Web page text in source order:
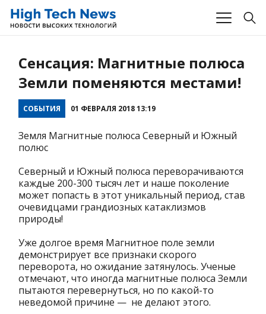
Сенсация: Магнитные полюса
Земли поменяются местами!
СОБЫТИЯ 01 ФЕВРАЛЯ 2018 13:19
Земля Магнитные полюса Северный и Южный
полюс
Северный и Южный полюса переворачиваются
каждые 200-300 тысяч лет и наше поколение
может попасть в этот уникальный период, став
очевидцами грандиозных катаклизмов
природы!
Уже долгое время Магнитное поле земли
демонстрирует все признаки скорого
переворота, но ожидание затянулось. Ученые
отмечают, что иногда магнитные полюса Земли
пытаются перевернуться, но по какой-то
неведомой причине — не делают этого.